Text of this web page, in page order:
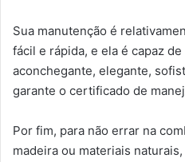
Sua manutenção é
fácil e rápida, e ela é capaz
aconchegante, elegante,
garante o certificado de
Por fim, para não errar na
madeira ou materiais